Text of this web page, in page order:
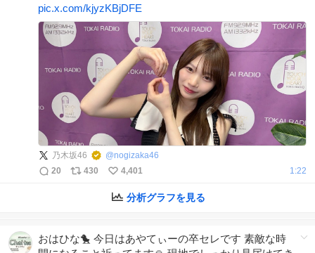
pic.x.com/kjyzKBjDFE
乃木坂46 @nogizaka46
20
430 4,401 1:22
分析グラフを見る
おはひな🐤 今日はあやてぃーの卒セレです 素敵な時